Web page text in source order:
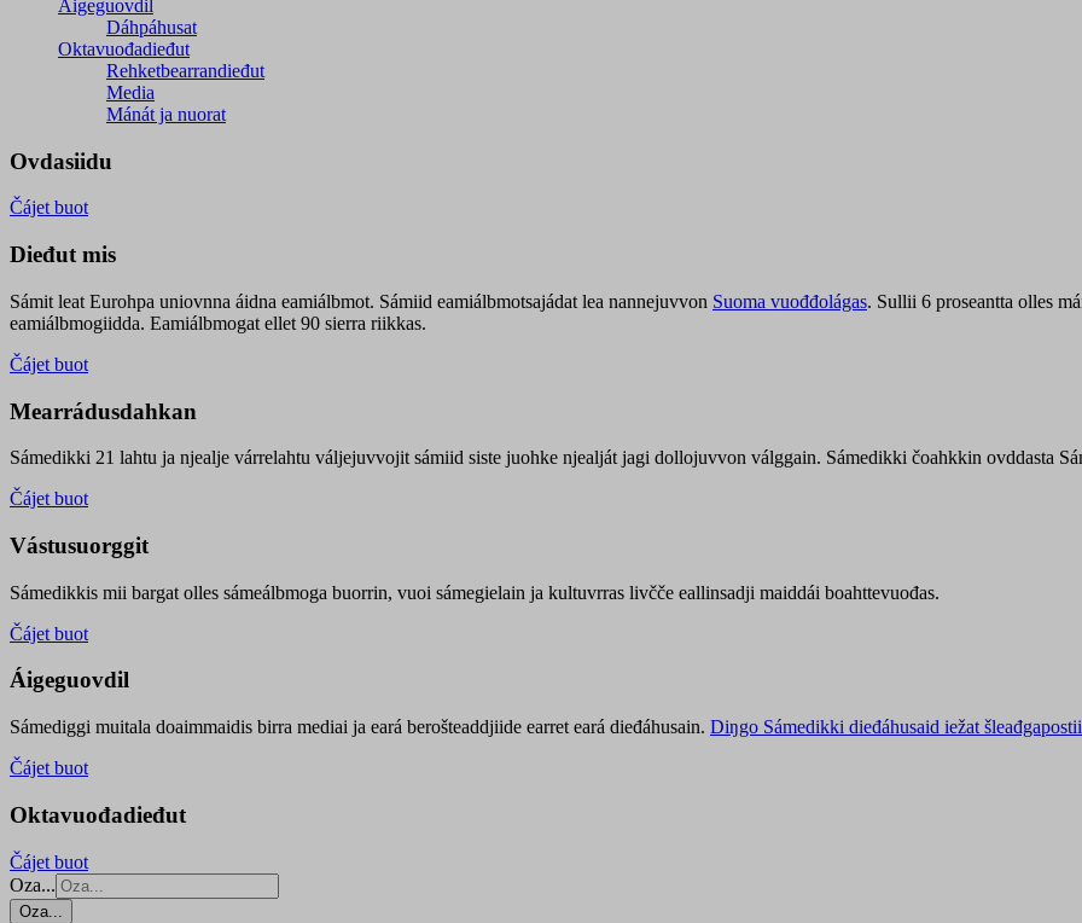
Áigeguovdil
Dáhpáhusat
Oktavuođadieđut
Rehketbearrandieđut
Media
Mánát ja nuorat
Ovdasiidu
Čájet buot
Dieđut mis
Sámit leat Eurohpa uniovnna áidna eamiálbmot. Sámiid eamiálbmotsajádat lea nannejuvvon Suoma vuođđolágas. Sullii 6 proseantta olles
eamiálbmogiidda. Eamiálbmogat ellet 90 sierra riikkas.
Čájet buot
Mearrádusdahkan
Sámedikki 21 lahtu ja njealje várrelahtu váljejuvvojit sámiid siste juohke njealját jagi dollojuvvon válggain. Sámedikki čoahkkin ovddasta
Čájet buot
Vástusuorggit
Sámedikkis mii bargat olles sámeálbmoga buorrin, vuoi sámegielain ja kultuvrras livčče eallinsadji maiddái boahttevuođas.
Čájet buot
Áigeguovdil
Sámediggi muitala doaimmaidis birra mediai ja eará berošteaddjiide earret eará dieđáhusain. Diŋgo Sámedikki dieđáhusaid iežat šleađgapostii
Čájet buot
Oktavuođadieđut
Čájet buot
Oza...
Oza...